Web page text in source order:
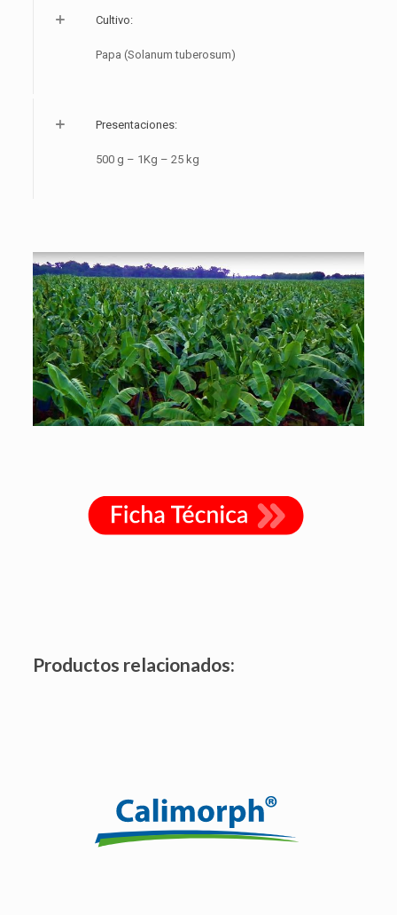
Cultivo:
Papa (Solanum tuberosum)
Presentaciones:
500 g – 1Kg – 25 kg
Productos relacionados:
Click edit button to change this text. Lorem ipsum dolor
sit amet.
Ver producto